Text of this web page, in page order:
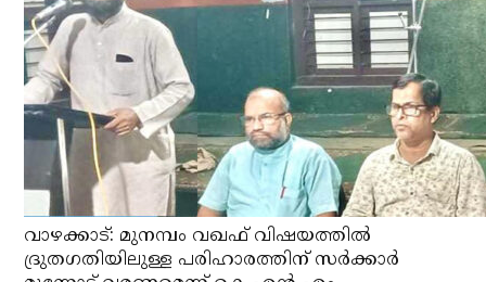
വാഴക്കാട്: മുനമ്പം വഖഫ് വിഷയത്തില്‍
ദ്രുതഗതിയിലുള്ള പരിഹാരത്തിന് സര്‍ക്കാര്‍